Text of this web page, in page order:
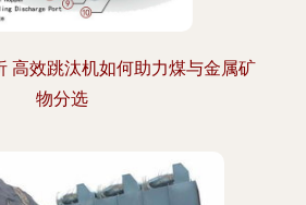
高效跳汰机如何助力煤与金属矿
物分选